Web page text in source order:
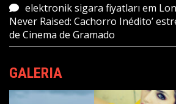
elektronik sigara fiyatları em
Never Raised: Cachorro Inédito’
de Cinema de Gramado
GALERIA